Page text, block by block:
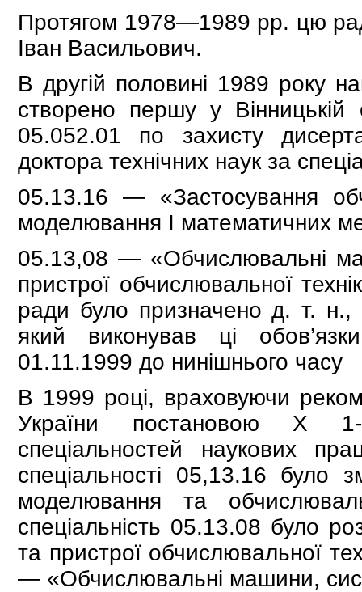
Протягом 1978—1989 рр. цю
Іван Васильович.
В другій половині 1989
створено першу у Вінницькій
05.052.01 по захисту
доктора технічних наук за
05.13.16 — «Застосування
моделювання І математичних
05.13,08 — «Обчислювальні
пристрої обчислювальної
ради було призначено д. т.
який виконував ці
01.11.1999 до нинішнього часу
В 1999 році, враховуючи
України постановою X
спеціальностей наукових
спеціальності 05,13.16
моделювання та
спеціальність 05.13.08 було
та пристрої обчислювальної
— «Обчислювальні машини,